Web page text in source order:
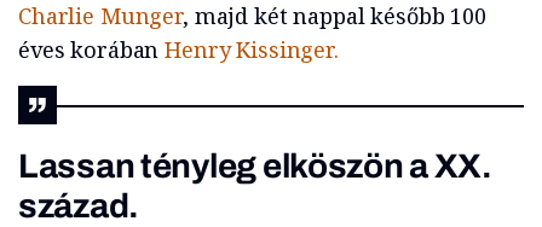
Charlie Munger, majd két nappal később 100
éves korában Henry Kissinger.
Lassan tényleg elköszön a XX.
század.